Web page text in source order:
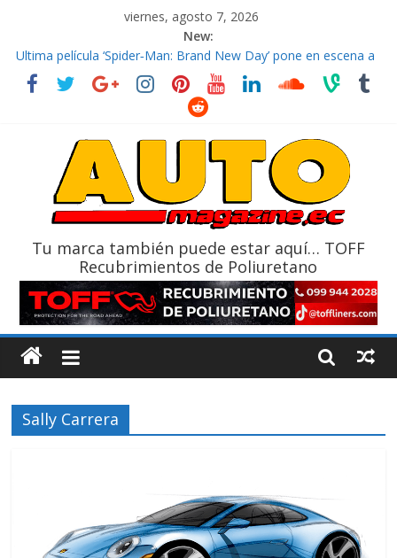
viernes, agosto 7, 2026
New:
El costo de tener un vehículo gana protagonismo a la hora de
decidir
Ultima película ‘Spider‑Man: Brand New Day’ pone en escena a
La Vuelta al Ecuador 2026, edición 47ª, recorre 7 provincias en 8
La FEDAK recibe 12 Sinotruk Bolden para cubrir las rutas de La
Tu marca también puede estar aquí… TOFF
Recubrimientos de Poliuretano
Sally Carrera